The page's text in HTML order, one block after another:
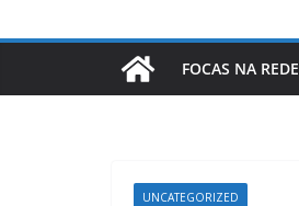
FOCAS NA REDE
UNCATEGORIZED